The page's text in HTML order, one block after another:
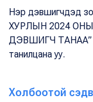
Нэр дэвшигчдэд
ХУРЛЫН 2024
ДЭВШИГЧ ТАНАА”
танилцана уу.
Холбоотой